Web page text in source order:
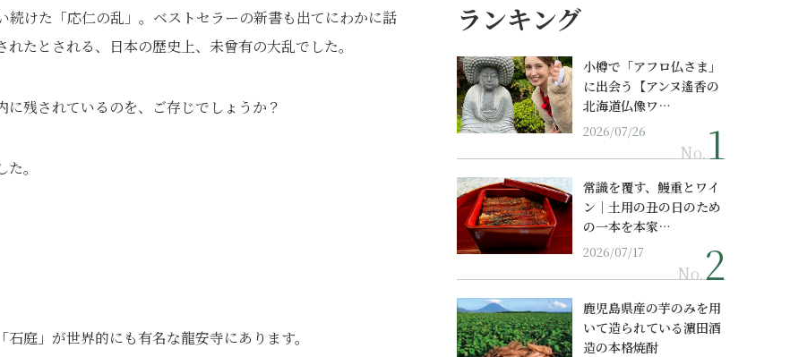
けた「応仁の乱」。ベストセラーの新書も出てにわかに話
たとされる、日本の歴史上、未曾有の大乱でした。
残されているのを、ご存じでしょうか？
。
庭」が世界的にも有名な龍安寺にあります。
ランキング
小樽で「アフロ仏さま」
に出会う【アンヌ遙香の
北海道仏像ワ…
2026/07/26
No.
常識を覆す、鰻重とワイ
ン｜土用の丑の日のため
の一本を本家…
2026/07/17
No.
鹿児島県産の芋のみを用
いて造られている濵田酒
造の本格焼酎